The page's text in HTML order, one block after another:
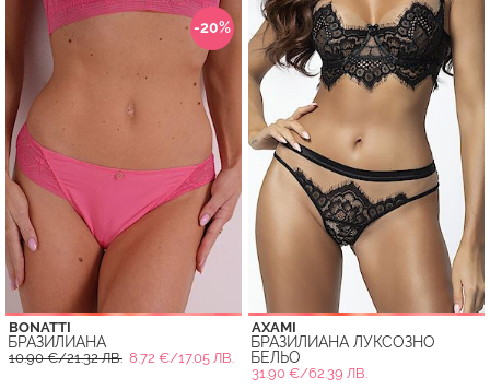
-20%
BONATTI
БРАЗИЛИАНА
10.90 €/21.32 ЛВ. 8.72 €/17.05 ЛВ.
AXAMI
БРАЗИЛИАНА ЛУКСОЗНО
БЕЛЬО
31.90 €/62.39 ЛВ.